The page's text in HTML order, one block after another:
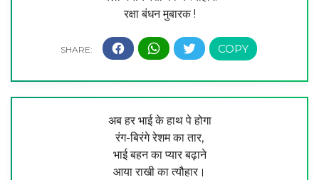
रक्षा बंधन मुबारक !
अब हर भाई के हाथ पे होगा
रंग-बिरंगे रेशम का तार,
भाई बहन का प्यार बढ़ाने
आया राखी का त्यौहार।